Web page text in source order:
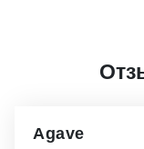
Agave